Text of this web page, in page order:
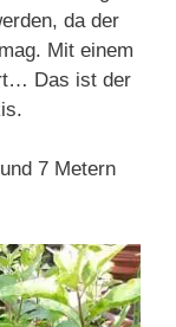
da der
Mit einem
Das ist der
7 Metern